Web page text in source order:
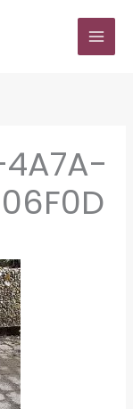
4A7A-